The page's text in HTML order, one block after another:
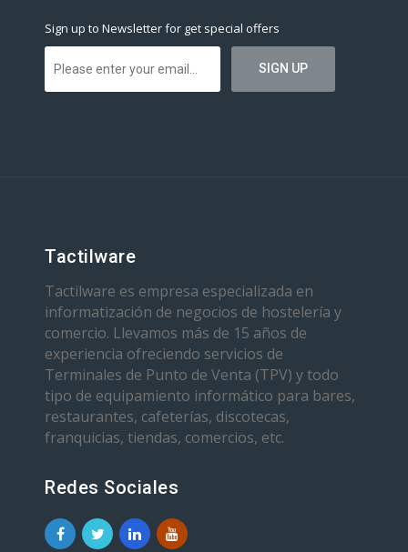
Sign up to Newsletter for get special offers
Tactilware
Tactilware es empresa especializada en
informatización de negocios de hostelería y
comercio. Llevamos más de 15 años de
experiencia ofreciendo servicios de
Terminales de Punto de Venta (TPV) y todo
tipo de equipamiento informático para bares,
restaurantes, cafeterías, discotecas,
franquicias, tiendas, comercios, etc.
Redes Sociales